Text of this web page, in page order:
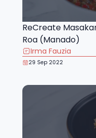
ReCreate
Roa (Manado)
Irma Fauzia
29 Sep 2022